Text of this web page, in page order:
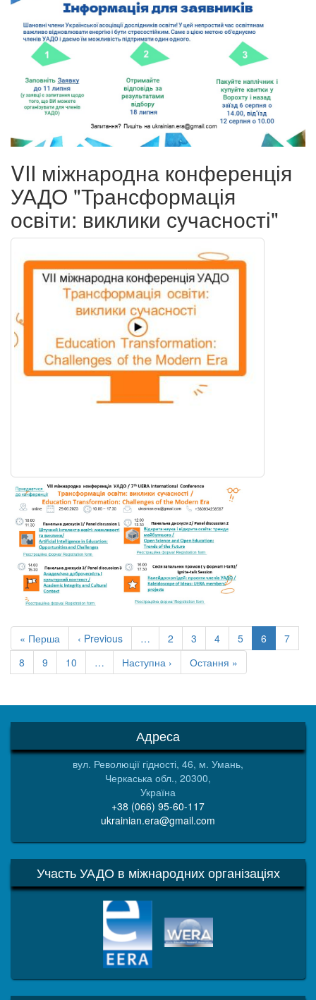
VII міжнародна конференція
УАДО "Трансформація
освіти: виклики сучасності"
Розбивка
на
сторінки
Перша
сторінка
« Перша
Попередня
сторінка
‹ Previous … Сторінка
2 Сторінка
3 Сторінка
4 Сторінка
5
Поточна
сторінка
6
7
Сторінка
8 Сторінка
9 Сторінка
10 …
Наступна
сторінка
Наступна ›
Остання
сторінка
Остання »
Адреса
вул. Революції гідності, 46, м. Умань,
Черкаська обл., 20300,
Україна
+38 (066) 95-60-117
ukrainian.era@gmail.com
Участь УАДО в міжнародних організаціях